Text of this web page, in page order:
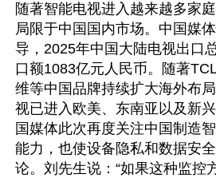
随著智能电视进入越来越多家
局限于中国国内市场。中国媒
导，2025年中国大陆电视出口
口额1083亿元人民币。随著
维等中国品牌持续扩大海外布
视已进入欧美、东南亚以及新
国媒体此次再度关注中国制造
能力，也使设备隐私和数据安
论。刘先生说：“如果这种监控